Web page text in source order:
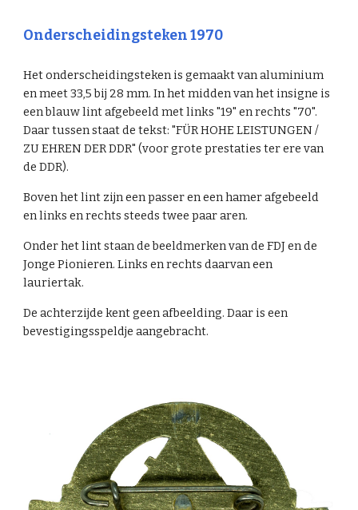
Onderscheidingsteken 1970
Het onderscheidingsteken is gemaakt van aluminium
en meet 33,5 bij 28 mm. In het midden van het insigne is
een blauw lint afgebeeld met links "19" en rechts "70".
Daar tussen staat de tekst: "FÜR HOHE LEISTUNGEN /
ZU EHREN DER DDR" (voor grote prestaties ter ere van
de DDR).
Boven het lint zijn een passer en een hamer afgebeeld
en links en rechts steeds twee paar aren.
Onder het lint staan de beeldmerken van de FDJ en de
Jonge Pionieren. Links en rechts daarvan een
lauriertak.
De achterzijde kent geen afbeelding. Daar is een
bevestigingsspeldje aangebracht.